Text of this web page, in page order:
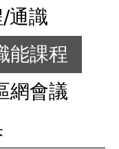
通識
能課程
網會議